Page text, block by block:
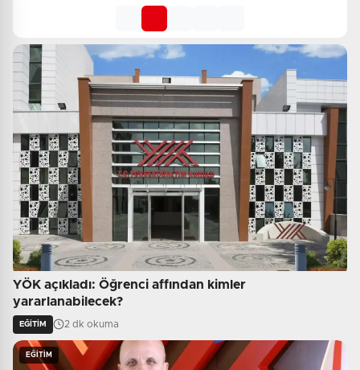
YÖK açıkladı: Öğrenci affından kimler
yararlanabilecek?
EĞİTİM 2 dk okuma
EĞİTİM